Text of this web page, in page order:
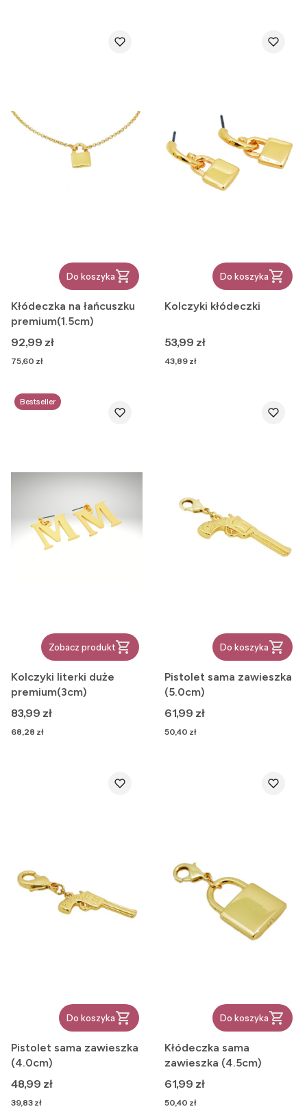
Do koszyka
Kłódeczka na łańcuszku
premium(1.5cm)
Cena
92,99 zł
Cena
75,60 zł
Do koszyka
Kolczyki kłódeczki
Cena
53,99 zł
Cena
43,89 zł
Bestseller
Zobacz produkt
Kolczyki literki duże
premium(3cm)
Cena
83,99 zł
Cena
68,28 zł
Do koszyka
Pistolet sama zawieszka
(5.0cm)
Cena
61,99 zł
Cena
50,40 zł
Do koszyka
Pistolet sama zawieszka
(4.0cm)
Cena
48,99 zł
Cena
39,83 zł
Do koszyka
Kłódeczka sama
zawieszka (4.5cm)
Cena
61,99 zł
Cena
50,40 zł